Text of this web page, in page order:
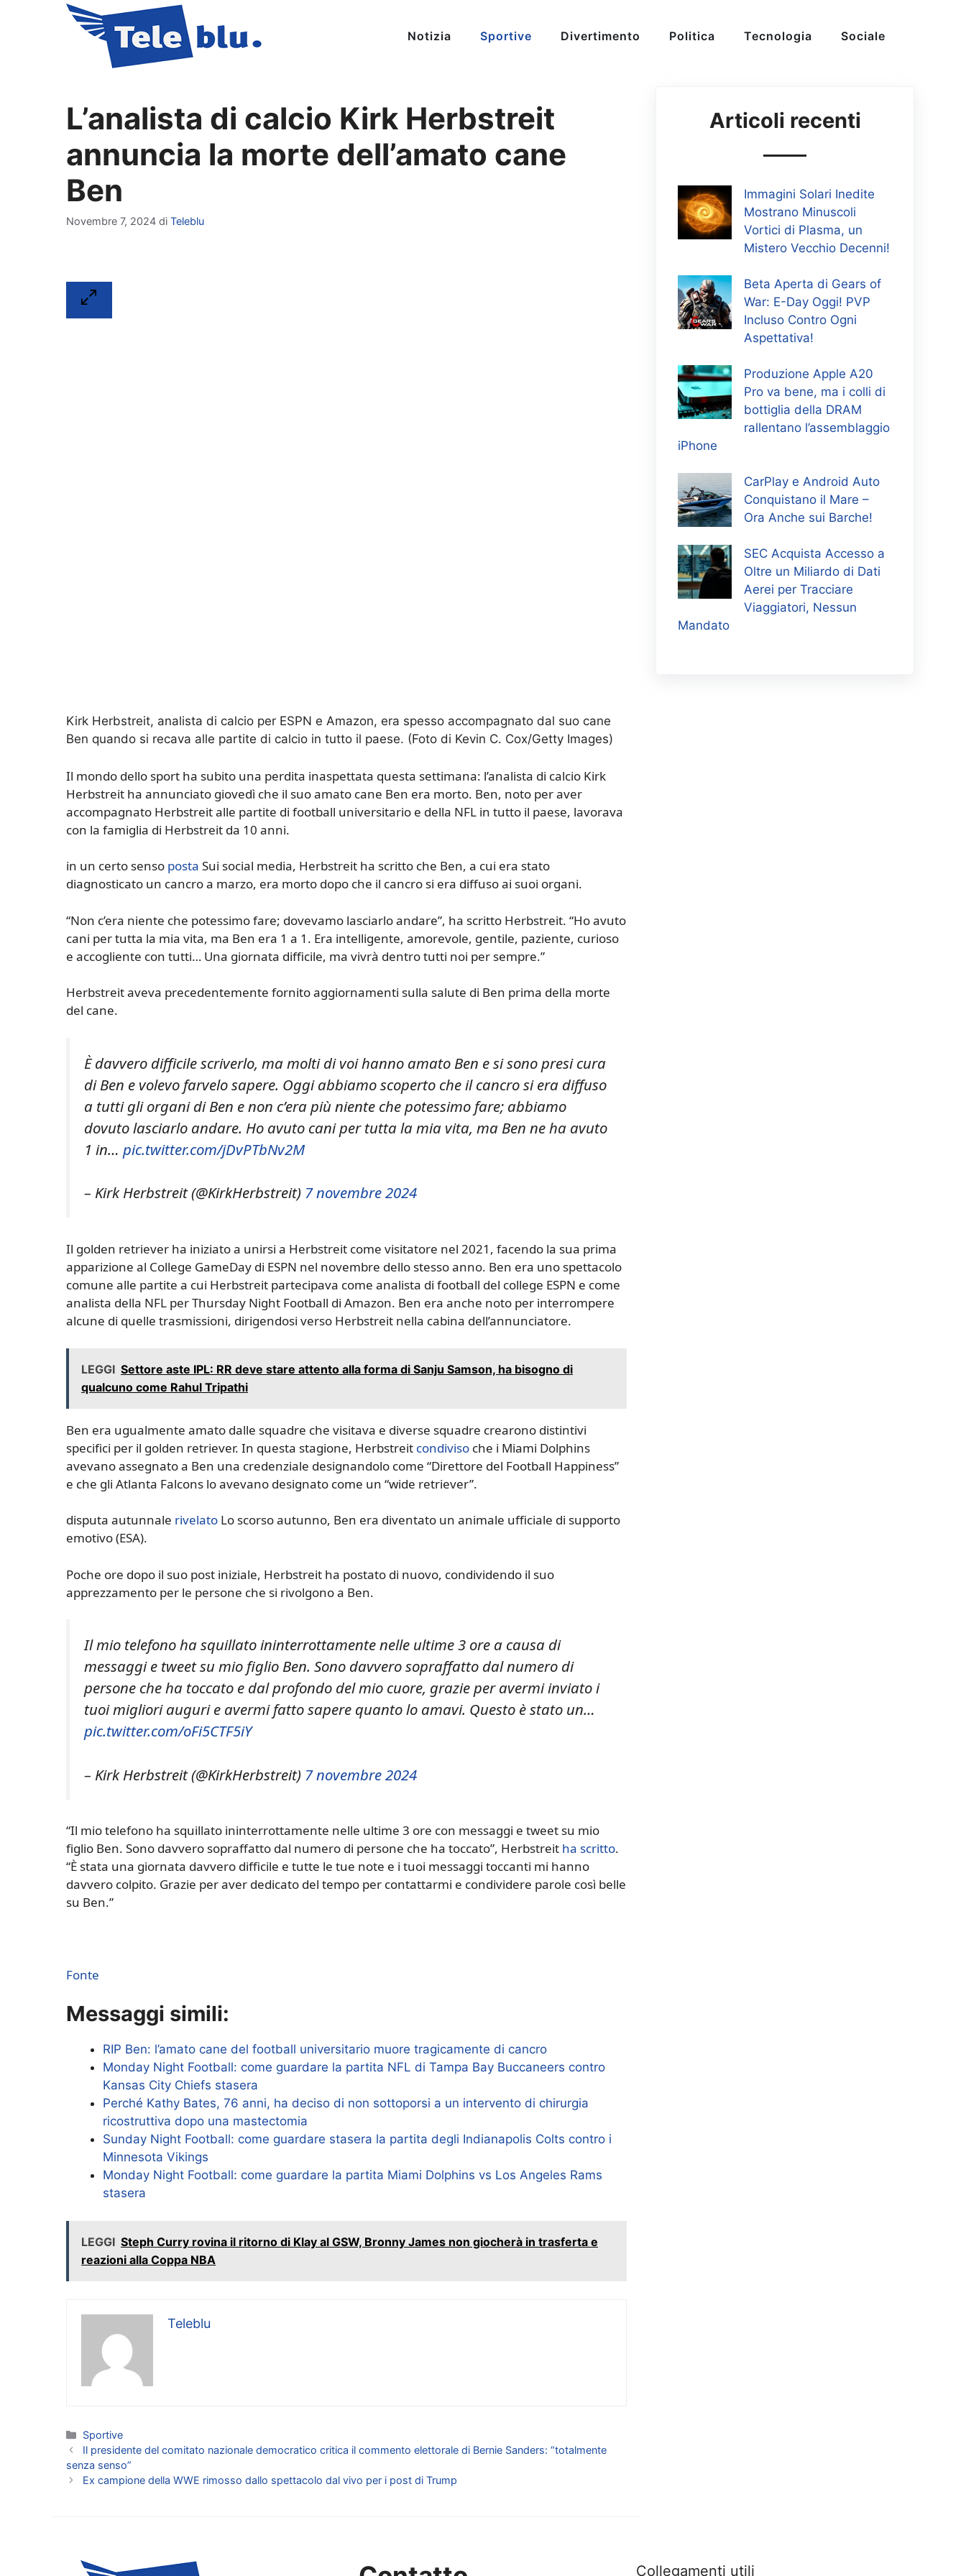
Notizia Sportive Divertimento Politica Tecnologia Sociale
L’analista di calcio Kirk Herbstreit
annuncia la morte dell’amato cane
Ben
Novembre 7, 2024 di Teleblu
Kirk Herbstreit, analista di calcio per ESPN e Amazon, era spesso accompagnato dal suo cane
Ben quando si recava alle partite di calcio in tutto il paese. (Foto di Kevin C. Cox/Getty Images)
Il mondo dello sport ha subito una perdita inaspettata questa settimana: l’analista di calcio Kirk
Herbstreit ha annunciato giovedì che il suo amato cane Ben era morto. Ben, noto per aver
accompagnato Herbstreit alle partite di football universitario e della NFL in tutto il paese, lavorava
con la famiglia di Herbstreit da 10 anni.
in un certo senso posta Sui social media, Herbstreit ha scritto che Ben, a cui era stato
diagnosticato un cancro a marzo, era morto dopo che il cancro si era diffuso ai suoi organi.
“Non c’era niente che potessimo fare; dovevamo lasciarlo andare”, ha scritto Herbstreit. “Ho avuto
cani per tutta la mia vita, ma Ben era 1 a 1. Era intelligente, amorevole, gentile, paziente, curioso
e accogliente con tutti… Una giornata difficile, ma vivrà dentro tutti noi per sempre.”
Herbstreit aveva precedentemente fornito aggiornamenti sulla salute di Ben prima della morte
del cane.
È davvero difficile scriverlo, ma molti di voi hanno amato Ben e si sono presi cura
di Ben e volevo farvelo sapere. Oggi abbiamo scoperto che il cancro si era diffuso
a tutti gli organi di Ben e non c’era più niente che potessimo fare; abbiamo
dovuto lasciarlo andare. Ho avuto cani per tutta la mia vita, ma Ben ne ha avuto
1 in… pic.twitter.com/jDvPTbNv2M
– Kirk Herbstreit (@KirkHerbstreit) 7 novembre 2024
Il golden retriever ha iniziato a unirsi a Herbstreit come visitatore nel 2021, facendo la sua prima
apparizione al College GameDay di ESPN nel novembre dello stesso anno. Ben era uno spettacolo
comune alle partite a cui Herbstreit partecipava come analista di football del college ESPN e come
analista della NFL per Thursday Night Football di Amazon. Ben era anche noto per interrompere
alcune di quelle trasmissioni, dirigendosi verso Herbstreit nella cabina dell’annunciatore.
LEGGI Settore aste IPL: RR deve stare attento alla forma di Sanju Samson, ha bisogno di
qualcuno come Rahul Tripathi
Ben era ugualmente amato dalle squadre che visitava e diverse squadre crearono distintivi
specifici per il golden retriever. In questa stagione, Herbstreit condiviso che i Miami Dolphins
avevano assegnato a Ben una credenziale designandolo come “Direttore del Football Happiness”
e che gli Atlanta Falcons lo avevano designato come un “wide retriever”.
disputa autunnale rivelato Lo scorso autunno, Ben era diventato un animale ufficiale di supporto
emotivo (ESA).
Poche ore dopo il suo post iniziale, Herbstreit ha postato di nuovo, condividendo il suo
apprezzamento per le persone che si rivolgono a Ben.
Il mio telefono ha squillato ininterrottamente nelle ultime 3 ore a causa di
messaggi e tweet su mio figlio Ben. Sono davvero sopraffatto dal numero di
persone che ha toccato e dal profondo del mio cuore, grazie per avermi inviato i
tuoi migliori auguri e avermi fatto sapere quanto lo amavi. Questo è stato un…
pic.twitter.com/oFi5CTF5iY
– Kirk Herbstreit (@KirkHerbstreit) 7 novembre 2024
“Il mio telefono ha squillato ininterrottamente nelle ultime 3 ore con messaggi e tweet su mio
figlio Ben. Sono davvero sopraffatto dal numero di persone che ha toccato”, Herbstreit ha scritto.
“È stata una giornata davvero difficile e tutte le tue note e i tuoi messaggi toccanti mi hanno
davvero colpito. Grazie per aver dedicato del tempo per contattarmi e condividere parole così belle
su Ben.”
Fonte
Messaggi simili:
RIP Ben: l’amato cane del football universitario muore tragicamente di cancro
Monday Night Football: come guardare la partita NFL di Tampa Bay Buccaneers contro
Kansas City Chiefs stasera
Perché Kathy Bates, 76 anni, ha deciso di non sottoporsi a un intervento di chirurgia
ricostruttiva dopo una mastectomia
Sunday Night Football: come guardare stasera la partita degli Indianapolis Colts contro i
Minnesota Vikings
Monday Night Football: come guardare la partita Miami Dolphins vs Los Angeles Rams
stasera
LEGGI Steph Curry rovina il ritorno di Klay al GSW, Bronny James non giocherà in trasferta e
reazioni alla Coppa NBA
Teleblu
Categorie
Sportive
Il presidente del comitato nazionale democratico critica il commento elettorale di Bernie Sanders: “totalmente
senza senso”
Ex campione della WWE rimosso dallo spettacolo dal vivo per i post di Trump
Articoli recenti
Immagini Solari Inedite
Mostrano Minuscoli
Vortici di Plasma, un
Mistero Vecchio Decenni!
Beta Aperta di Gears of
War: E-Day Oggi! PVP
Incluso Contro Ogni
Aspettativa!
Produzione Apple A20
Pro va bene, ma i colli di
bottiglia della DRAM
rallentano l’assemblaggio
iPhone
CarPlay e Android Auto
Conquistano il Mare –
Ora Anche sui Barche!
SEC Acquista Accesso a
Oltre un Miliardo di Dati
Aerei per Tracciare
Viaggiatori, Nessun
Mandato
Collegamenti utili